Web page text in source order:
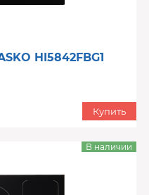
HI5842FBG1
Купить
В наличии